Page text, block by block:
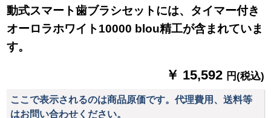
動式スマート歯ブラシセットには、タイマー付き
オーロラホワイト10000 blou精工が含まれていま
す。
￥ 15,592 円(税込)
ここで表示されるのは商品原価です。代理費用、送料等
はお問い合わせください。